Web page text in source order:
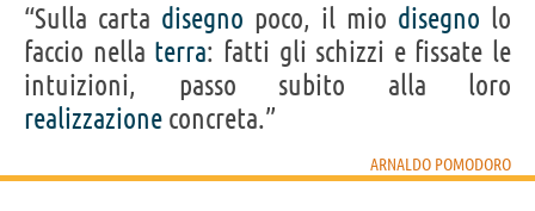
“Sulla carta disegno poco, il mio disegno lo
faccio nella terra: fatti gli schizzi e fissate le
intuizioni, passo subito alla loro
realizzazione concreta.”
ARNALDO POMODORO